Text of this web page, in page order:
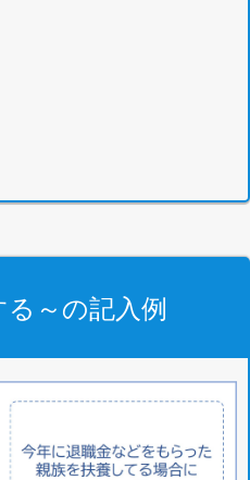
～の記入例